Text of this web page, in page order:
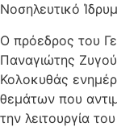
Νοσηλευτικό
Ο πρόεδρος του
Παναγιώτης
Κολοκυθάς
θεμάτων που
την λειτουργία